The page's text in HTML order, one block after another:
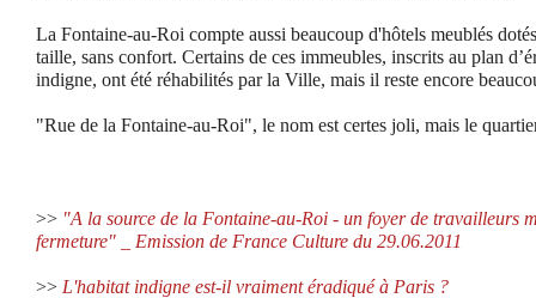
La Fontaine-au-Roi compte aussi beaucoup d'hôtels meublés
taille, sans confort. Certains de ces immeubles, inscrits au plan
indigne, ont été réhabilités par la Ville, mais il reste encore
"Rue de la Fontaine-au-Roi", le nom est certes joli, mais le
>> "A la source de la Fontaine-au-Roi - un foyer de travailleurs
fermeture" _ Emission de France Culture du 29.06.2011
>> L'habitat indigne est-il vraiment éradiqué à Paris ?